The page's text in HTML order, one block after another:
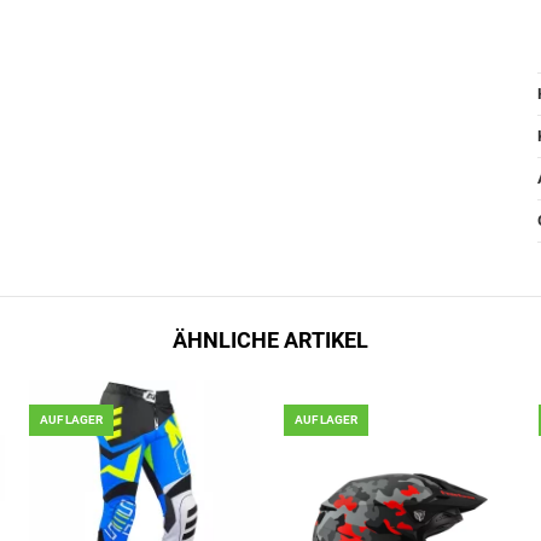
ÄHNLICHE ARTIKEL
AUF LAGER AUF LAGER